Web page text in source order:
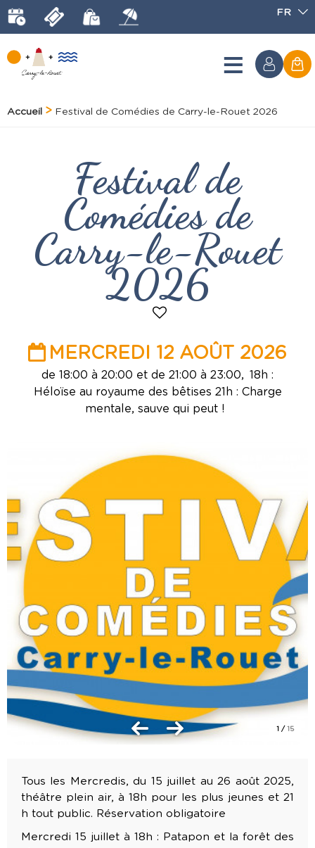
FR
Accueil Festival de Comédies de Carry-le-Rouet 2026
Festival de
Comédies de
Carry-le-Rouet
2026
MERCREDI 12 AOÛT 2026
de 18:00 à 20:00 et de 21:00 à 23:00
18h :
Héloïse au royaume des bêtises 21h : Charge
mentale, sauve qui peut !
1 /15
Tous les Mercredis, du 15 juillet au 26 août 2025,
théâtre plein air, à 18h pour les plus jeunes et 21
h tout public. Réservation obligatoire
Mercredi 15 juillet à 18h : Patapon et la forêt des